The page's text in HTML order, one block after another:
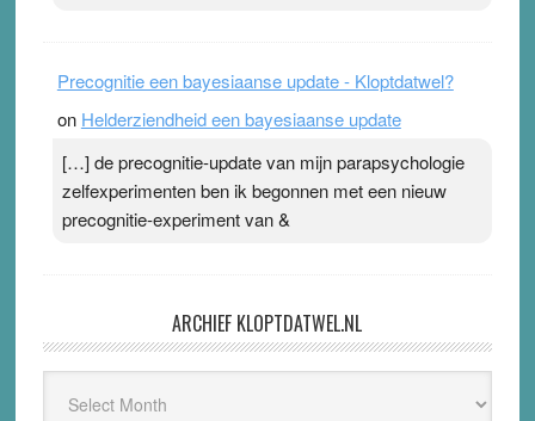
Precognitie een bayesiaanse update - Kloptdatwel?
on Helderziendheid een bayesiaanse update
[…] de precognitie-update van mijn parapsychologie
zelfexperimenten ben ik begonnen met een nieuw
precognitie-experiment van &
ARCHIEF KLOPTDATWEL.NL
Kloptdatwel.nl